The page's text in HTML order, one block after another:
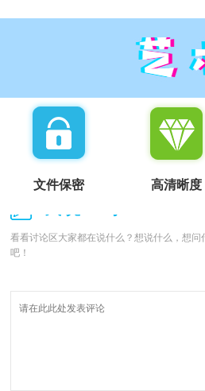
文件保密 高清晰度
看看讨论区大家都在说什么？想说什么，想
吧！